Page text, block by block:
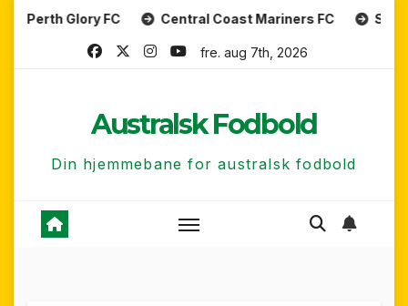
Skip
FC Central Coast Mariners FC Sydney FC
fre. aug 7th, 2026
Australsk Fodbold
Din hjemmebane for australsk fodbold